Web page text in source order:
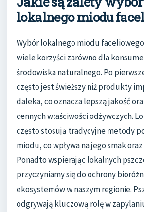
lokalnego miodu
Wybór lokalnego miodu
wiele korzyści zarówno dla
środowiska naturalnego. Po
często jest świeższy niż produkty
daleka, co oznacza lepszą jakość
cennych właściwości odżywczych.
często stosują tradycyjne metody
miodu, co wpływa na jego smak
Ponadto wspierając lokalnych
przyczyniamy się do ochrony
ekosystemów w naszym regionie.
odgrywają kluczową rolę w